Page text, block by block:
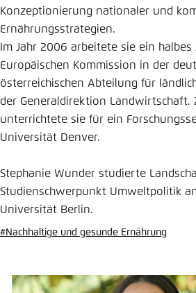
Konzeptionierung nationaler und
Ernährungsstrategien.
Im Jahr 2006 arbeitete sie ein halbes
Europäischen Kommission in der
österreichischen Abteilung für
der Generaldirektion Landwirtschaft.
unterrichtete sie für ein
Universität Denver.
Stephanie Wunder studierte
Studienschwerpunkt Umweltpolitik
Universität Berlin.
#Nachhaltige und gesunde Ernährung